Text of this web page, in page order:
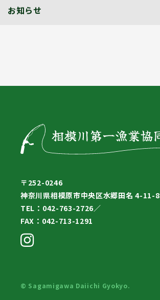
お知らせ
〒252-0246
神奈川県相模原市中央区水郷田名 4-11-8
TEL：042-763-2726／
FAX：042-713-1291
© Sagamigawa Daiichi Gyokyo.